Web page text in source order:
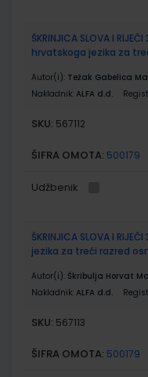
ŠKRINJICA SLOVA I
hrvatskoga jezika za
Autor(i): Težak Gabelica
Nakladnik: ALFA d.d.
SKU: 567112
ŠIFRA OMOTA: 500179
Udžbenik
ŠKRINJICA SLOVA I
jezika za treći razred
Autor(i): Škribulja Horvat
Nakladnik: ALFA d.d.
SKU: 567113
ŠIFRA OMOTA: 500179